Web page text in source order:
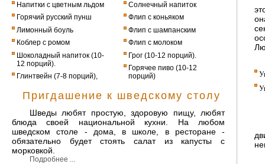
Напитки с цветным льдом
Горячий русский пунш
Лимонный боуль
Коблер с ромом
Шоколадный напиток (10-
12 порций).
Глинтвейн (7-8 порций),
Солнечный напиток
Флип с коньяком
Флип с шампанским
Флип с молоком
Грог (10-12 порций).
Горячее пиво (10-12
порций)
Пригдашение к шведскому столу
Шведы любят простую, здоровую пищу, любят
блюда своей национальной кухни. На любом
шведском столе - дома, в школе, в ресторане -
обязательно будет стоять салат из капусты с
морковкой.
Подробнее ...